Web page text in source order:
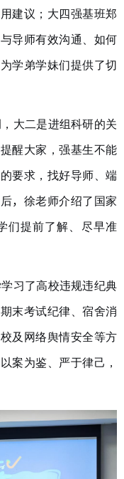
建议；大四强基班郑
导师有效沟通、如何
学弟学妹们提供了切
大二是进组科研的关
醒大家，强基生不能
要求，找好导师、端
， 徐老师介绍了国家
们提前了解、尽早准
习了高校违规违纪典
末考试纪律、宿舍消
及网络舆情安全等方
案为鉴、严于律己，